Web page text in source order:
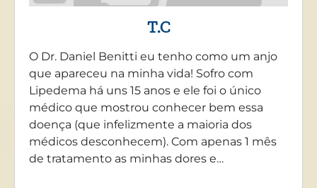
T.C
O Dr. Daniel Benitti eu tenho como um anjo
que apareceu na minha vida! Sofro com
Lipedema há uns 15 anos e ele foi o único
médico que mostrou conhecer bem essa
doença (que infelizmente a maioria dos
médicos desconhecem). Com apenas 1 mês
de tratamento as minhas dores e…